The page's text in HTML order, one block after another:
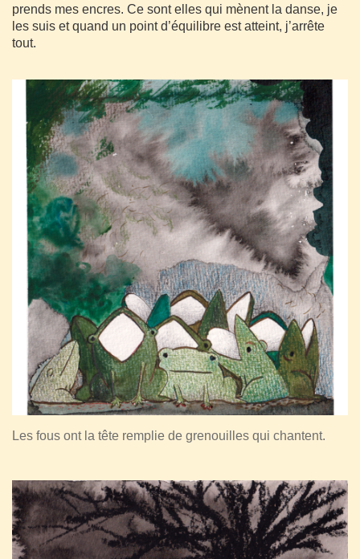
prends mes encres. Ce sont elles qui mènent la danse, je
les suis et quand un point d’équilibre est atteint, j’arrête
tout.
Les fous ont la tête remplie de grenouilles qui chantent.